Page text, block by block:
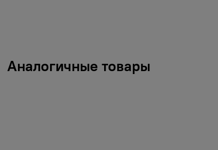
Аналогичные товары